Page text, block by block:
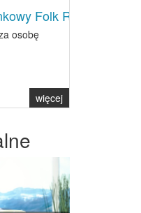
Folk Res...
osobę
więcej